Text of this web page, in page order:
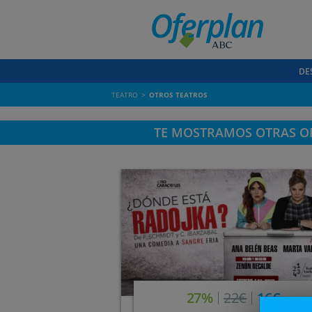
TEATRO OTROS TEATROS
TE MOSTRAMOS OTRAS
27% 22€ 16€